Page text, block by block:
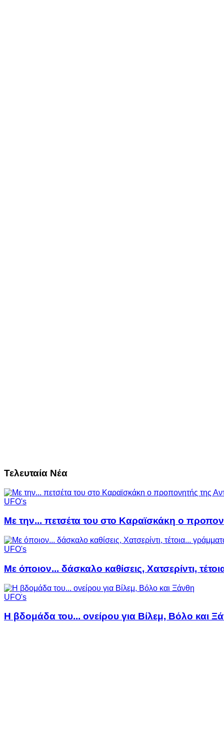
Τελευταία Νέα
UFO's
Με την... πετσέτα του στο Καραϊσκάκη ο
UFO's
Με όποιον... δάσκαλο καθίσεις, Χατσερίντι,
UFO's
Η βδομάδα του... ονείρου για Βίλεμ, Βόλο και